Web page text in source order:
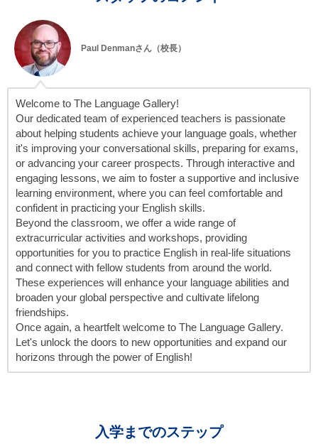
Paul Denmanさん（校長）
Welcome to The Language Gallery!
Our dedicated team of experienced teachers is passionate
about helping students achieve your language goals, whether
it's improving your conversational skills, preparing for exams,
or advancing your career prospects. Through interactive and
engaging lessons, we aim to foster a supportive and inclusive
learning environment, where you can feel comfortable and
confident in practicing your English skills.
Beyond the classroom, we offer a wide range of
extracurricular activities and workshops, providing
opportunities for you to practice English in real-life situations
and connect with fellow students from around the world.
These experiences will enhance your language abilities and
broaden your global perspective and cultivate lifelong
friendships.
Once again, a heartfelt welcome to The Language Gallery.
Let's unlock the doors to new opportunities and expand our
horizons through the power of English!
入学までのステップ